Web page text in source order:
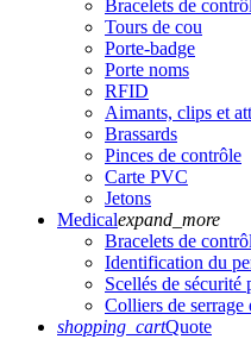
Bracelets de
Tours de cou
Porte-badge
Porte noms
RFID
Aimants, clips et
Brassards
Pinces de contrôle
Carte PVC
Jetons
Medicalexpand_more
Bracelets de
Identification du
Scellés de sécurité
Colliers de serrage
shopping_cartQuote